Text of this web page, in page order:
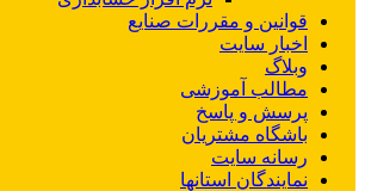
قوانین و مقررات صنایع
اخبار سایت
وبلاگ
مطالب آموزشی
پرسش و پاسخ
باشگاه مشتریان
رسانه سایت
نمایندگان استانها